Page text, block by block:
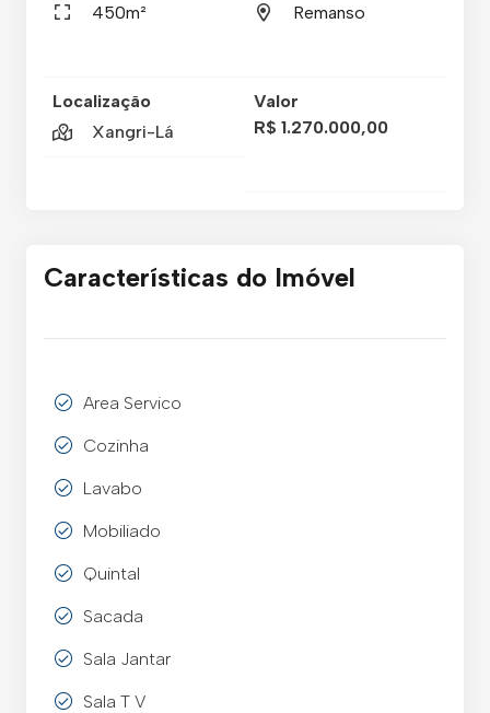
450m²
Remanso
Localização
Xangri-Lá
Valor
R$ 1.270.000,00
Características do Imóvel
Area Servico
Cozinha
Lavabo
Mobiliado
Quintal
Sacada
Sala Jantar
Sala T V